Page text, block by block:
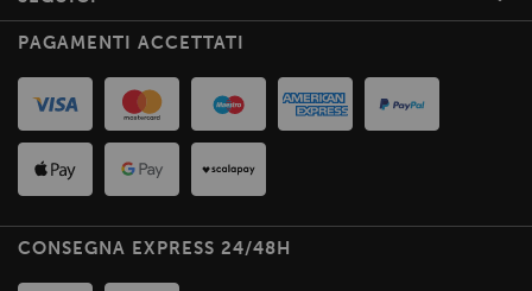
PAGAMENTI ACCETTATI
CONSEGNA EXPRESS 24/48H